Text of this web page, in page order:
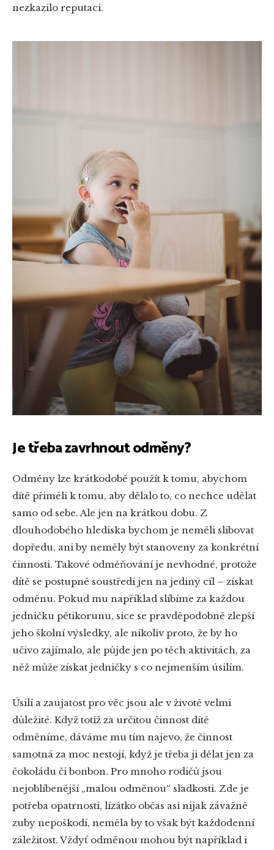
nezkazilo reputaci.
Je třeba zavrhnout odměny?
Odměny lze krátkodobě použít k tomu, abychom
dítě přiměli k tomu, aby dělalo to, co nechce udělat
samo od sebe. Ale jen na krátkou dobu. Z
dlouhodobého hlediska bychom je neměli slibovat
dopředu, ani by neměly být stanoveny za konkrétní
činnosti. Takové odměňování je nevhodné, protože
dítě se postupně soustředí jen na jediný cíl – získat
odměnu. Pokud mu například slíbíme za každou
jedničku pětikorunu, sice se pravděpodobně zlepší
jeho školní výsledky, ale nikoliv proto, že by ho
učivo zajímalo, ale půjde jen po těch aktivitách, za
něž může získat jedničky s co nejmenším úsilím.
Úsilí a zaujatost pro věc jsou ale v životě velmi
důležité. Když totiž za určitou činnost dítě
odměníme, dáváme mu tím najevo, že činnost
samotná za moc nestojí, když je třeba ji dělat jen za
čokoládu či bonbon. Pro mnoho rodičů jsou
nejoblíbenější „malou odměnou“ sladkosti. Zde je
potřeba opatrnosti, lízátko občas asi nijak závažně
zuby nepoškodí, neměla by to však být každodenní
záležitost. Vždyť odměnou mohou být například i